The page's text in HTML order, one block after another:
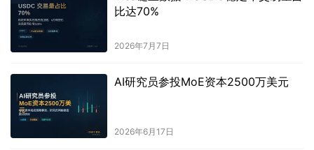
比达70%
2026年7月7日
AI研究员参投MoE资本2500万美元
2026年6月17日